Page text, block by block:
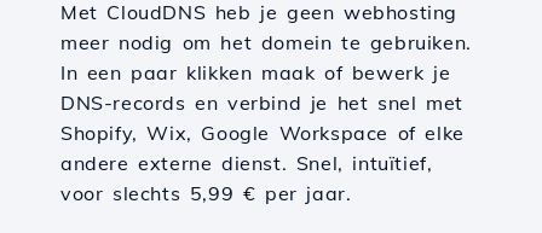
Met CloudDNS heb je geen webhosting
meer nodig om het domein te gebruiken.
In een paar klikken maak of bewerk je
DNS-records en verbind je het snel met
Shopify, Wix, Google Workspace of elke
andere externe dienst. Snel, intuïtief,
voor slechts 5,99 € per jaar.